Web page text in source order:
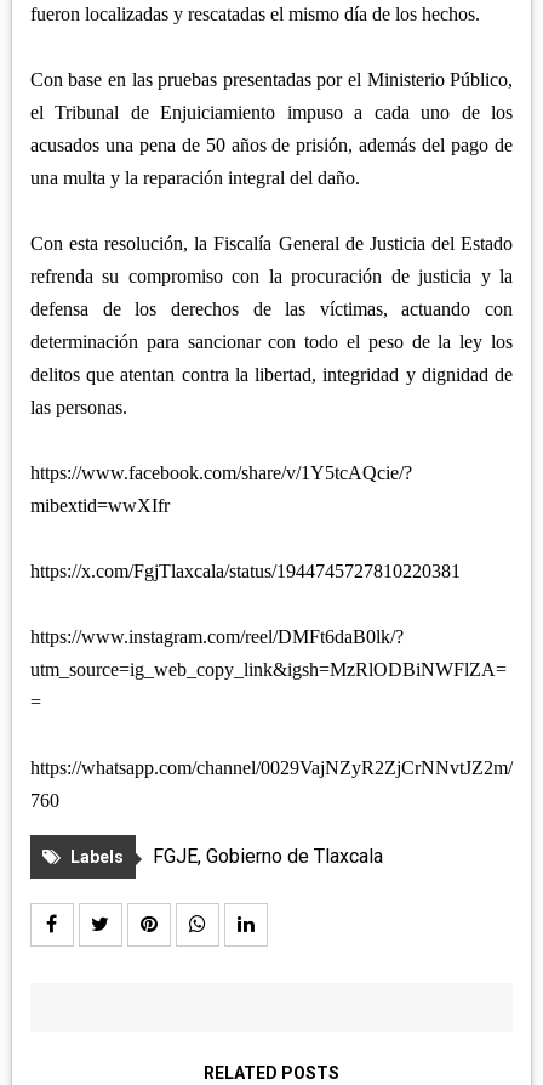
fueron localizadas y rescatadas el mismo día de los hechos.
Con base en las pruebas presentadas por el Ministerio Público,
el Tribunal de Enjuiciamiento impuso a cada uno de los
acusados una pena de 50 años de prisión, además del pago de
una multa y la reparación integral del daño.
Con esta resolución, la Fiscalía General de Justicia del Estado
refrenda su compromiso con la procuración de justicia y la
defensa de los derechos de las víctimas, actuando con
determinación para sancionar con todo el peso de la ley los
delitos que atentan contra la libertad, integridad y dignidad de
las personas.
https://www.facebook.com/share/v/1Y5tcAQcie/?
mibextid=wwXIfr
https://x.com/FgjTlaxcala/status/1944745727810220381
https://www.instagram.com/reel/DMFt6daB0lk/?
utm_source=ig_web_copy_link&igsh=MzRlODBiNWFlZA=
=
https://whatsapp.com/channel/0029VajNZyR2ZjCrNNvtJZ2m/
760
Labels FGJE, Gobierno de Tlaxcala
RELATED POSTS